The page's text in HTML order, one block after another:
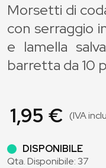
Morsetti di
con serraggio
e lamella
barretta da 10
1,95 € (IVA
DISPONIBILE
Qta. Disponibile: 37